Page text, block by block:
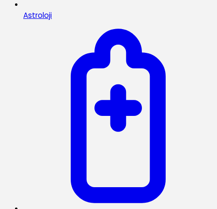
Astroloji